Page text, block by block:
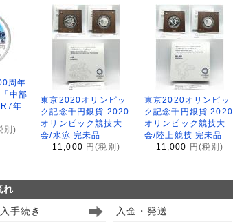
周年
中部
年
別)
東京2020オリンピッ
ク記念千円銀貨 2020
オリンピック競技大
会/水泳 完未品
11,000 円(税別)
東京2020オリンピッ
ク記念千円銀貨 2020
オリンピック競技大
会/陸上競技 完未品
11,000 円(税別)
れ
手続き 入金・発送